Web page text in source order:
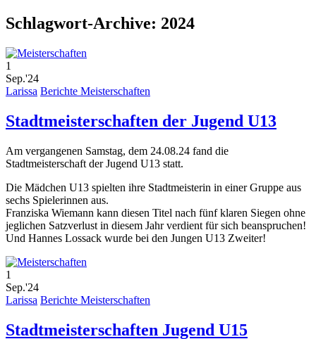
Schlagwort-Archive: 2024
1
Sep.'24
Larissa Berichte Meisterschaften
Stadtmeisterschaften der Jugend U13
Am vergangenen Samstag, dem 24.08.24 fand die
Stadtmeisterschaft der Jugend U13 statt.
Die Mädchen U13 spielten ihre Stadtmeisterin in einer Gruppe aus
sechs Spielerinnen aus.
Franziska Wiemann kann diesen Titel nach fünf klaren Siegen ohne
jeglichen Satzverlust in diesem Jahr verdient für sich beanspruchen!
Und Hannes Lossack wurde bei den Jungen U13 Zweiter!
1
Sep.'24
Larissa Berichte Meisterschaften
Stadtmeisterschaften Jugend U15